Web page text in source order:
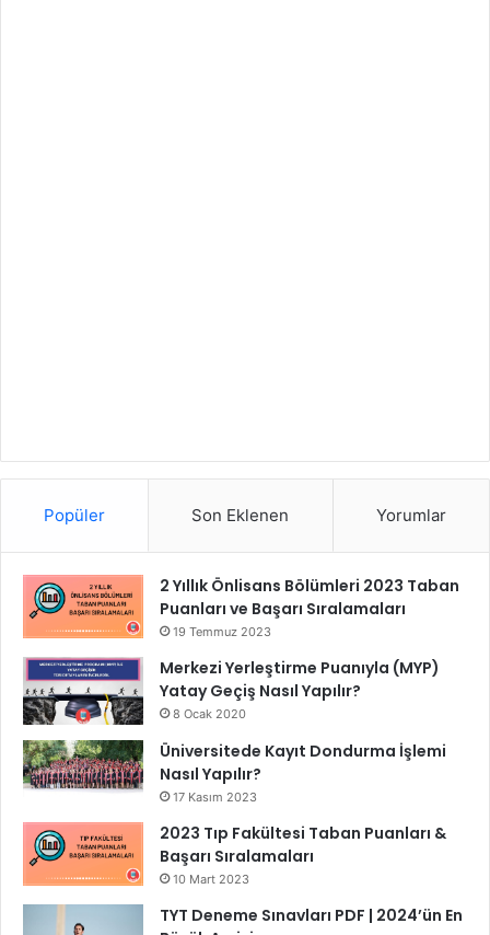
Popüler Son Eklenen Yorumlar
2 Yıllık Önlisans Bölümleri 2023 Taban
Puanları ve Başarı Sıralamaları
19 Temmuz 2023
Merkezi Yerleştirme Puanıyla (MYP)
Yatay Geçiş Nasıl Yapılır?
8 Ocak 2020
Üniversitede Kayıt Dondurma İşlemi
Nasıl Yapılır?
17 Kasım 2023
2023 Tıp Fakültesi Taban Puanları &
Başarı Sıralamaları
10 Mart 2023
TYT Deneme Sınavları PDF | 2024’ün En